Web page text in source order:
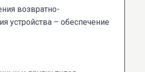
возвратно-
устройства – обеспечение